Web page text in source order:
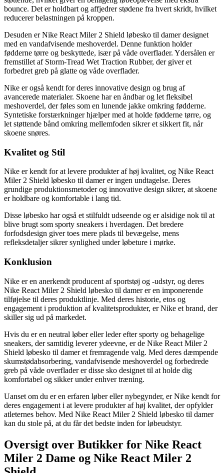
bounce. Det er holdbart og affjedrer stødene fra hvert skridt, hvilket
reducerer belastningen på kroppen.
Desuden er Nike React Miler 2 Shield løbesko til damer designet
med en vandafvisende meshoverdel. Denne funktion holder
fødderne tørre og beskyttede, især på våde overflader. Ydersålen er
fremstillet af Storm-Tread Wet Traction Rubber, der giver et
forbedret greb på glatte og våde overflader.
Nike er også kendt for deres innovative design og brug af
avancerede materialer. Skoene har en åndbar og let fleksibel
meshoverdel, der føles som en lunende jakke omkring fødderne.
Syntetiske forstærkninger hjælper med at holde fødderne tørre, og
let støttende bånd omkring mellemfoden sikrer et sikkert fit, når
skoene snøres.
Kvalitet og Stil
Nike er kendt for at levere produkter af høj kvalitet, og Nike React
Miler 2 Shield løbesko til damer er ingen undtagelse. Deres
grundige produktionsmetoder og innovative design sikrer, at skoene
er holdbare og komfortable i lang tid.
Disse løbesko har også et stilfuldt udseende og er alsidige nok til at
blive brugt som sporty sneakers i hverdagen. Det bredere
forfodsdesign giver toes mere plads til bevægelse, mens
refleksdetaljer sikrer synlighed under løbeture i mørke.
Konklusion
Nike er en anerkendt producent af sportstøj og -udstyr, og deres
Nike React Miler 2 Shield løbesko til damer er en imponerende
tilføjelse til deres produktlinje. Med deres historie, etos og
engagement i produktion af kvalitetsprodukter, er Nike et brand, der
skiller sig ud på markedet.
Hvis du er en neutral løber eller leder efter sporty og behagelige
sneakers, der samtidig leverer ydeevne, er de Nike React Miler 2
Shield løbesko til damer et fremragende valg. Med deres dæmpende
skumstødabsorbering, vandafvisende meshoverdel og forbedrede
greb på våde overflader er disse sko designet til at holde dig
komfortabel og sikker under enhver træning.
Uanset om du er en erfaren løber eller nybegynder, er Nike kendt for
deres engagement i at levere produkter af høj kvalitet, der opfylder
atleternes behov. Med Nike React Miler 2 Shield løbesko til damer
kan du stole på, at du får det bedste inden for løbeudstyr.
Oversigt over Butikker for Nike React
Miler 2 Dame og Nike React Miler 2